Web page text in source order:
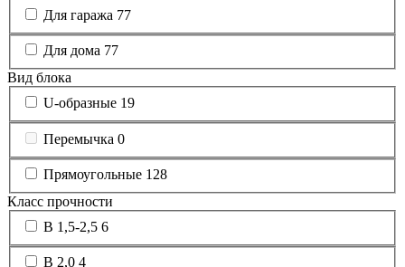
Для гаража 77
Для дома 77
Вид блока
U-образные 19
Перемычка 0
Прямоугольные 128
Класс прочности
B 1,5-2,5 6
B 2,0 4